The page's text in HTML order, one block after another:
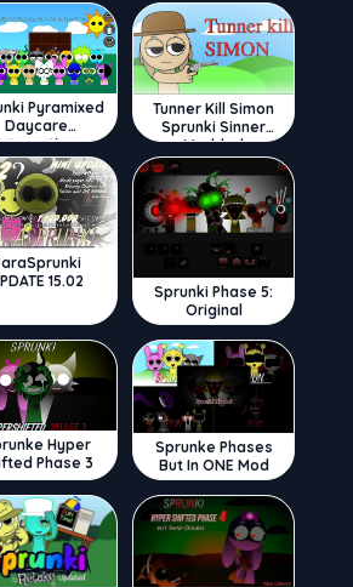
Pyramixed
Daycare
Tunner Kill Simon
Sprunki Sinner
Modded
15.02
Sprunki Phase 5:
Original
Hyper
Phase 3
Sprunke Phases
But In ONE Mod